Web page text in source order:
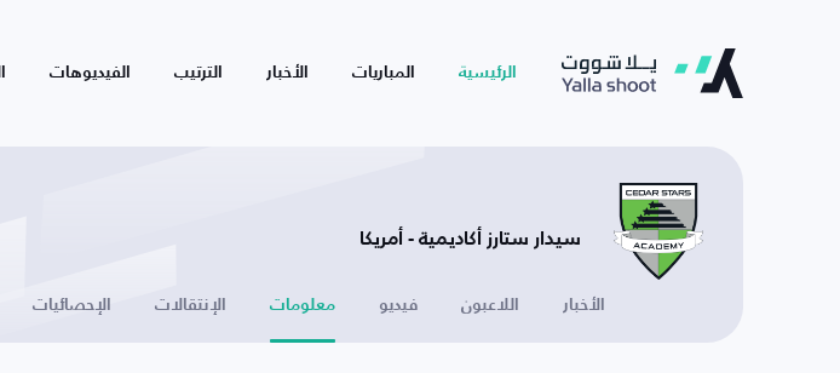
الرئيسية المباريات الأخبار الترتيب الفيديوهات
سيدار ستارز أكاديمية - أمريكا
الأخبار اللاعبون فيديو معلومات الإنتقالات الإحصائيات